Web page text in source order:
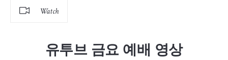
Watch
유투브 금요 예배 영상